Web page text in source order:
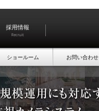
採用情報
Recruit
ショールーム お問い合わせ